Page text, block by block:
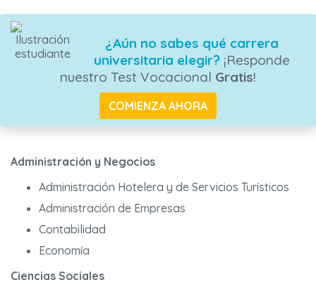
¿Aún no sabes qué carrera
universitaria elegir?¡Responde
nuestro Test Vocacional Gratis!
COMIENZA AHORA
Administración y Negocios
Administración Hotelera y de Servicios Turísticos
Administración de Empresas
Contabilidad
Economía
Ciencias Sociales